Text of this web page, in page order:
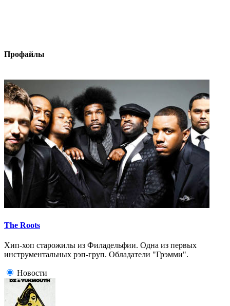
Профайлы
The Roots
Хип-хоп старожилы из Филадельфии. Одна из первых
инструментальных рэп-груп. Обладатели "Грэмми".
Новости